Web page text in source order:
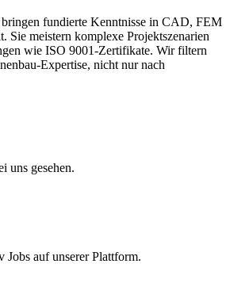
fundierte Kenntnisse in CAD, FEM
meistern komplexe Projektszenarien
wie ISO 9001-Zertifikate. Wir filtern
Expertise, nicht nur nach
uns gesehen.
Jobs auf unserer Plattform.